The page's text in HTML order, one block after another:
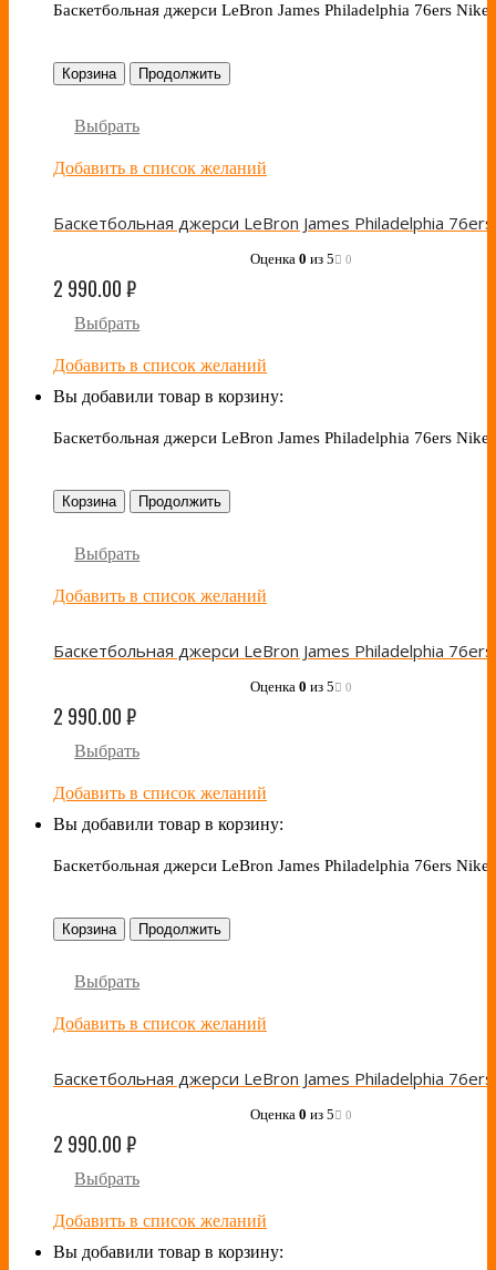
Баскетбольная джерси LeBron James Philadelphia 76ers Nike
Корзина Продолжить
Выбрать
Добавить в список желаний
Оценка 0 из 5 0
2 990.00₽
Выбрать
Добавить в список желаний
Вы добавили товар в корзину:
Баскетбольная джерси LeBron James Philadelphia 76ers Nike
Корзина Продолжить
Выбрать
Добавить в список желаний
Оценка 0 из 5 0
2 990.00₽
Выбрать
Добавить в список желаний
Вы добавили товар в корзину:
Баскетбольная джерси LeBron James Philadelphia 76ers Nike
Корзина Продолжить
Выбрать
Добавить в список желаний
Оценка 0 из 5 0
2 990.00₽
Выбрать
Добавить в список желаний
Вы добавили товар в корзину: